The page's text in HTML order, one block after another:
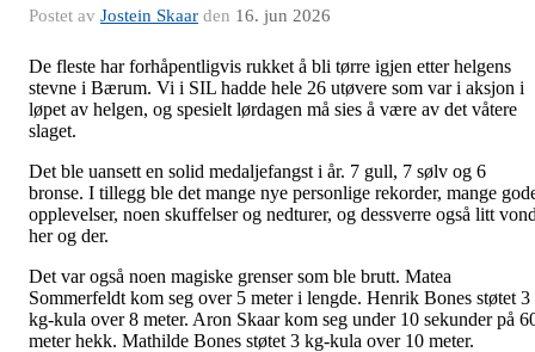
Postet av Jostein Skaar den 16. jun 2026
De fleste har forhåpentligvis rukket å bli tørre igjen etter helgens
stevne i Bærum. Vi i SIL hadde hele 26 utøvere som var i aksjon i
løpet av helgen, og spesielt lørdagen må sies å være av det våtere
slaget.
Det ble uansett en solid medaljefangst i år. 7 gull, 7 sølv og 6
bronse. I tillegg ble det mange nye personlige rekorder, mange
opplevelser, noen skuffelser og nedturer, og dessverre også litt
her og der.
Det var også noen magiske grenser som ble brutt. Matea
Sommerfeldt kom seg over 5 meter i lengde. Henrik Bones støtet 3
kg-kula over 8 meter. Aron Skaar kom seg under 10 sekunder på
meter hekk. Mathilde Bones støtet 3 kg-kula over 10 meter.